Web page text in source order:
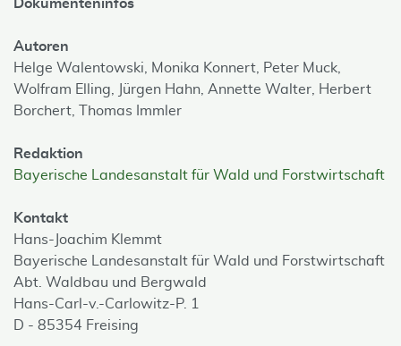
Dokumenteninfos
Autoren
Helge Walentowski,
Monika Konnert,
Peter Muck,
Wolfram Elling,
Jürgen Hahn, Annette Walter,
Herbert
Borchert,
Thomas Immler
Redaktion
Bayerische Landesanstalt für Wald und Forstwirtschaft
Kontakt
Hans-Joachim Klemmt
Bayerische Landesanstalt für Wald und Forstwirtschaft
Abt. Waldbau und Bergwald
Hans-Carl-v.-Carlowitz-P. 1
D - 85354 Freising